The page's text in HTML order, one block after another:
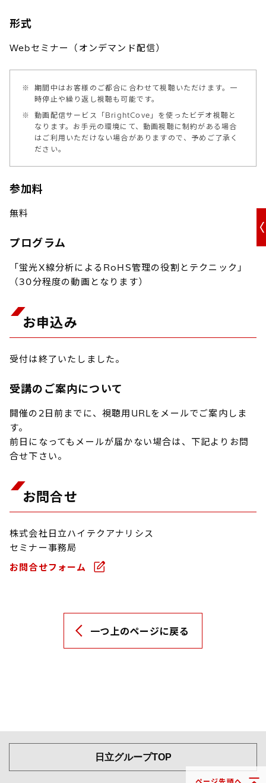
形式
Webセミナー（オンデマンド配信）
※
期間中はお客様のご都合に合わせて視聴いただけます。一
時停止や繰り返し視聴も可能です。
※
動画配信サービス「BrightCove」を使ったビデオ視聴と
なります。お手元の環境にて、動画視聴に制約がある場合
はご利用いただけない場合がありますので、予めご了承く
ださい。
参加料
無料
プログラム
「蛍光X線分析によるRoHS管理の役割とテクニック」
（30分程度の動画となります）
お申込み
受付は終了いたしました。
受講のご案内について
開催の2日前までに、視聴用URLをメールでご案内しま
す。
前日になってもメールが届かない場合は、下記よりお問
合せ下さい。
お問合せ
株式会社日立ハイテクアナリシス
セミナー事務局
お問合せフォーム
一つ上のページに戻る
日立グループTOP